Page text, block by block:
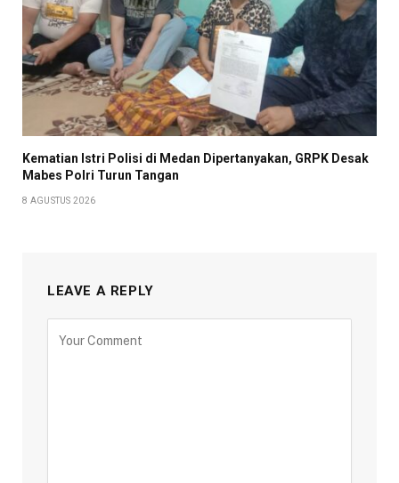
Kematian Istri Polisi di Medan Dipertanyakan, GRPK Desak
Mabes Polri Turun Tangan
8 AGUSTUS 2026
LEAVE A REPLY